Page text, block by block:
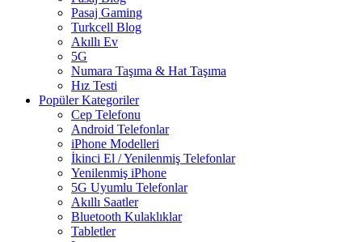
Pasaj Gaming
Turkcell Blog
Akıllı Ev
5G
Numara Taşıma & Hat Taşıma
Hız Testi
Popüler Kategoriler
Cep Telefonu
Android Telefonlar
iPhone Modelleri
İkinci El / Yenilenmiş Telefonlar
Yenilenmiş iPhone
5G Uyumlu Telefonlar
Akıllı Saatler
Bluetooth Kulaklıklar
Tabletler